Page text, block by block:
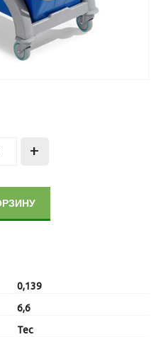
+
0,139
6,6
Tec